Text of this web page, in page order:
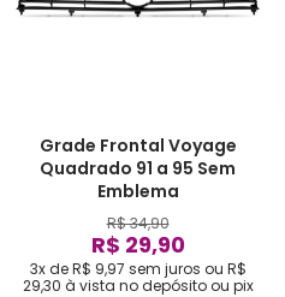
Grade Frontal Voyage
Quadrado 91 a 95 Sem
Emblema
R$ 34,90
R$ 29,90
3x de R$ 9,97 sem juros ou R$
29,30 à vista no depósito ou pix